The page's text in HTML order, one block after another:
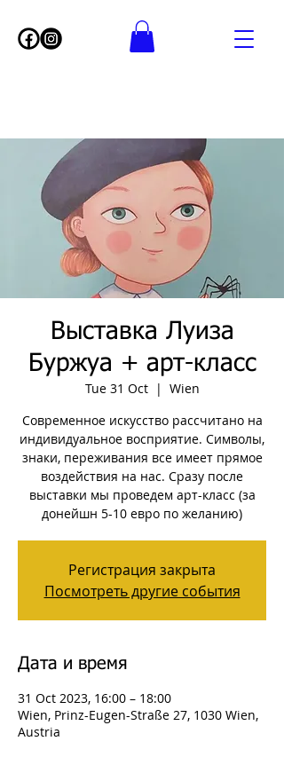
Выставка Луиза
Буржуа + арт-класс
Tue 31 Oct
  |
Wien
Cовременное искусство рассчитано на
индивидуальное восприятие. Символы,
знаки, переживания все имеет прямое
воздействия на нас. Сразу после
выставки мы проведем арт-класс (за
донейшн 5-10 евро по желанию)
Регистрация закрыта
Посмотреть другие события
Дата и время
31 Oct 2023, 16:00 – 18:00
Wien, Prinz-Eugen-Straße 27, 1030 Wien,
Austria